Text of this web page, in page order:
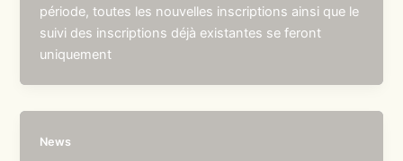
période, toutes les nouvelles inscriptions ainsi que le
suivi des inscriptions déjà existantes se feront
uniquement
News